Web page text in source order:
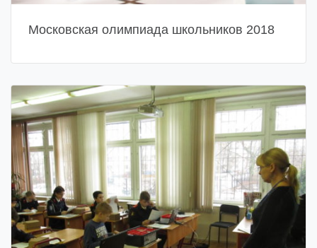
Московская олимпиада школьников 2018